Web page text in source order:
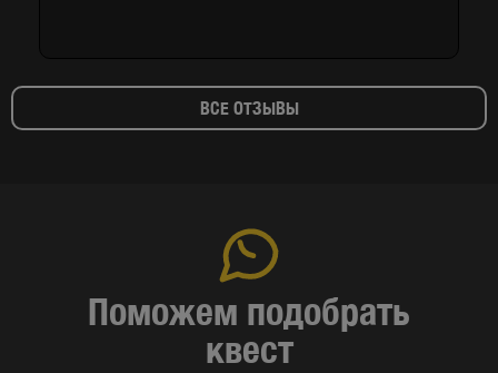
ВСЕ ОТЗЫВЫ
Поможем подобрать
квест